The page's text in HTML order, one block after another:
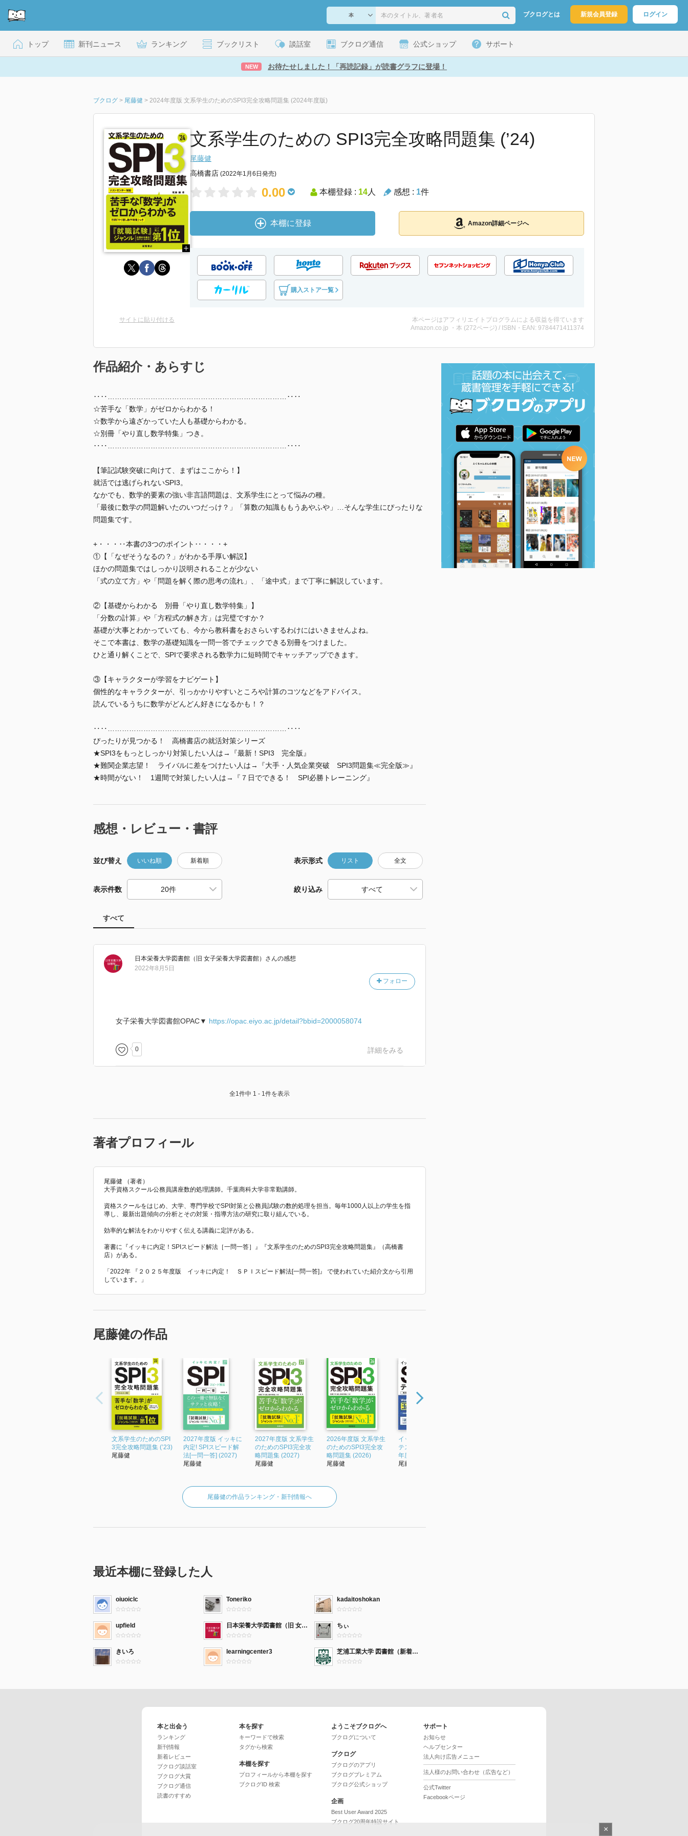
ブクログとは 新規会員登録 ログイン
トップ 新刊ニュース ランキング ブックリスト 談話室 ブクログ通信 公式ショップ サポート
NEW お待たせしました！「再読記録」が読書グラフに登場！
ブクログ > 尾藤健 > 2024年度版 文系学生のためのSPI3完全攻略問題集 (2024年度版)
文系学生のための SPI3完全攻略問題集 (’24)
尾藤健
高橋書店 (2022年1月6日発売)
0.00 本棚登録 : 14人 感想 : 1件
本棚に登録 Amazon詳細ページへ
購入ストア一覧
サイトに貼り付ける
本ページはアフィリエイトプログラムによる収益を得ています
Amazon.co.jp ・本 (272ページ) / ISBN・EAN: 9784471411374
作品紹介・あらすじ
‥‥…………………………………………………………………‥‥
☆苦手な「数学」がゼロからわかる！
☆数学から遠ざかっていた人も基礎からわかる。
☆別冊「やり直し数学特集」つき。
‥‥…………………………………………………………………‥‥
【筆記試験突破に向けて、まずはここから！】
就活では逃げられないSPI3。
なかでも、数学的要素の強い非言語問題は、文系学生にとって悩みの種。
「最後に数学の問題解いたのいつだっけ？」「算数の知識ももうあやふや」…そんな学生にぴったりな
問題集です。
+・・・‥本書の3つのポイント‥・・・+
①【「なぜそうなるの？」がわかる手厚い解説】
ほかの問題集ではしっかり説明されることが少ない
「式の立て方」や「問題を解く際の思考の流れ」、「途中式」まで丁寧に解説しています。
②【基礎からわかる 別冊「やり直し数学特集」】
「分数の計算」や「方程式の解き方」は完璧ですか？
基礎が大事とわかっていても、今から教科書をおさらいするわけにはいきませんよね。
そこで本書は、数学の基礎知識を一問一答でチェックできる別冊をつけました。
ひと通り解くことで、SPIで要求される数学力に短時間でキャッチアップできます。
③【キャラクターが学習をナビゲート】
個性的なキャラクターが、引っかかりやすいところや計算のコツなどをアドバイス。
読んでいるうちに数学がどんどん好きになるかも！？
‥‥…………………………………………………………………‥‥
ぴったりが見つかる！ 高橋書店の就活対策シリーズ
★SPI3をもっとしっかり対策したい人は→『最新！SPI3 完全版』
★難関企業志望！ ライバルに差をつけたい人は→『大手・人気企業突破 SPI3問題集≪完全版≫』
★時間がない！ 1週間で対策したい人は→『７日でできる！ SPI必勝トレーニング』
感想・レビュー・書評
並び替え いいね順 新着順 表示形式 リスト 全文
表示件数 絞り込み
すべて
日本栄養大学図書館（旧 女子栄養大学図書館） さんの感想
フォロー
2022年8月5日
女子栄養大学図書館OPAC▼ https://opac.eiyo.ac.jp/detail?bbid=2000058074
0 詳細をみる
全1件中 1 - 1件を表示
著者プロフィール
尾藤健 （著者）
大手資格スクール公務員講座数的処理講師。千葉商科大学非常勤講師。
資格スクールをはじめ、大学、専門学校でSPI対策と公務員試験の数的処理を担当。毎年1000人以上の学生を指
導し、最新出題傾向の分析とその対策・指導方法の研究に取り組んでいる。
効率的な解法をわかりやすく伝える講義に定評がある。
著書に『イッキに内定！SPIスピード解法［一問一答］』『文系学生のためのSPI3完全攻略問題集』（高橋書
店）がある。
「2022年 『２０２５年度版 イッキに内定！ ＳＰＩスピード解法[一問一答]』 で使われていた紹介文から引用
しています。」
尾藤健の作品
文系学生のためのSPI
3完全攻略問題集 (’23)
尾藤健
2027年度版 イッキに
内定! SPIスピード解
法[一問一答] (2027)
尾藤健
2027年度版 文系学生
のためのSPI3完全攻
略問題集 (2027)
尾藤健
2026年度版 文系学生
のためのSPI3完全攻
略問題集 (2026)
尾藤健
イッキに攻略!SPI3&
テストセンター 2019
年度版
尾藤健
尾藤健の作品ランキング・新刊情報へ
最近本棚に登録した人
oiuoiclc Toneriko kadaitoshokan
upfield 日本栄養大学図書館（旧 女子栄養大学図書館） ちぃ
きいろ learningcenter3 芝浦工業大学 図書館（新着本）
本と出会う
ランキング
新刊情報
新着レビュー
ブクログ談話室
ブクログ大賞
ブクログ通信
読書のすすめ
本を探す
キーワードで検索
タグから検索
本棚を探す
プロフィールから本棚を探す
ブクログID 検索
ようこそブクログへ
ブクログについて
ブクログ
ブクログのアプリ
ブクログプレミアム
ブクログ公式ショップ
企画
Best User Award 2025
ブクログ20周年特設サイト
サポート
お知らせ
ヘルプセンター
法人向け広告メニュー
法人様のお問い合わせ（広告など）
公式Twitter
Facebookページ
×